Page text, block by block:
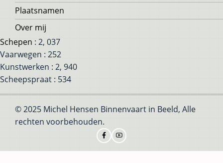
Plaatsnamen
Over mij
Schepen : 2, 037
Vaarwegen : 252
Kunstwerken : 2, 940
Scheepspraat : 534
© 2025 Michel Hensen Binnenvaart in Beeld, Alle
rechten voorbehouden.